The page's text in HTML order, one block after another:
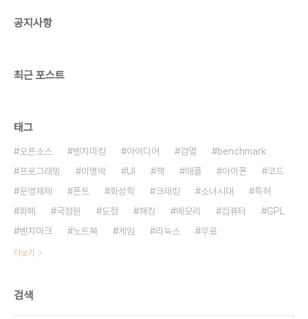
공지사항
최근 포스트
태그
오픈소스 벤치마킹 아이디어 검열
benchmark
프로그래밍
이명박 UI 책 애플 아이폰
코드
운영체제
폰트 화성학 크래킹 소녀시대
특허
화폐
국정원 도청 해킹 메모리 컴퓨터
GPL
벤치마크
노트북 게임 리눅스 무료
더보기
검색